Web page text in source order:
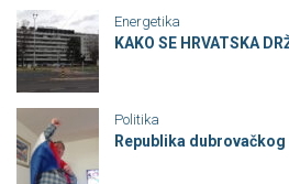
Energetika
KAKO SE HRVATSKA
Politika
Republika dubrovačkog